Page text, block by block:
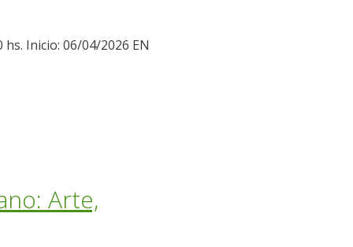
hs. Inicio: 06/04/2026 EN
Arte,